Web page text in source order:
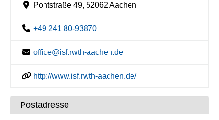
Pontstraße 49, 52062 Aachen
+49 241 80-93870
office@isf.rwth-aachen.de
http://www.isf.rwth-aachen.de/
Postadresse